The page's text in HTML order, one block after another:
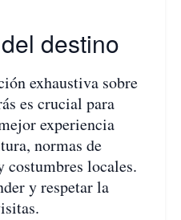
destino
exhaustiva sobre
es crucial para
experiencia
normas de
costumbres locales.
y respetar la